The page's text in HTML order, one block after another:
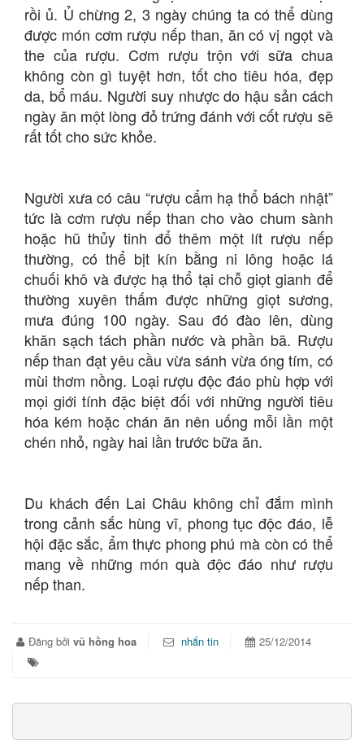
rồi ủ. Ủ chừng 2, 3 ngày chúng ta có thể dùng
được món cơm rượu nếp than, ăn có vị ngọt và
the của rượu. Cơm rượu trộn với sữa chua
không còn gì tuyệt hơn, tốt cho tiêu hóa, đẹp
da, bổ máu. Người suy nhược do hậu sản cách
ngày ăn một lòng đỏ trứng đánh với cốt rượu sẽ
rất tốt cho sức khỏe.
Người xưa có câu “rượu cẩm hạ thổ bách nhật”
tức là cơm rượu nếp than cho vào chum sành
hoặc hũ thủy tinh đổ thêm một lít rượu nếp
thường, có thể bịt kín bằng ni lông hoặc lá
chuối khô và được hạ thổ tại chỗ giọt gianh để
thường xuyên thấm được những giọt sương,
mưa đúng 100 ngày. Sau đó đào lên, dùng
khăn sạch tách phần nước và phần bã. Rượu
nếp than đạt yêu cầu vừa sánh vừa óng tím, có
mùi thơm nồng. Loại rượu độc đáo phù hợp với
mọi giới tính đặc biệt đối với những người tiêu
hóa kém hoặc chán ăn nên uống mỗi lần một
chén nhỏ, ngày hai lần trước bữa ăn.
Du khách đến Lai Châu không chỉ đắm mình
trong cảnh sắc hùng vĩ, phong tục độc đáo, lễ
hội đặc sắc, ẩm thực phong phú mà còn có thể
mang về những món quà độc đáo như rượu
nếp than.
Đăng bởi vũ hồng hoa nhắn tin 25/12/2014